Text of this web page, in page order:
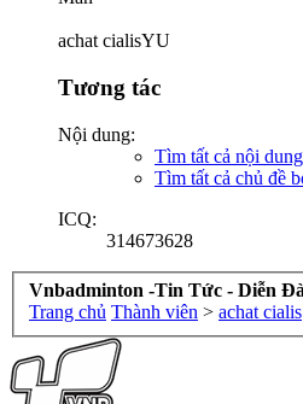
achat cialisYU
Tương tác
Nội dung:
Tìm tất cả nội
Tìm tất cả chủ đề
ICQ:
314673628
Vnbadminton -Tin Tức - Diễn
Trang chủ Thành viên > achat cialis